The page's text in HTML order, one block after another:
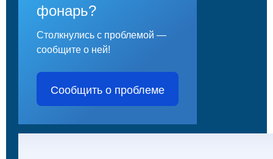
фонарь?
Столкнулись с проблемой —
сообщите о ней!
Сообщить о проблеме